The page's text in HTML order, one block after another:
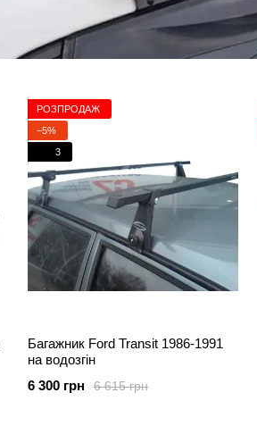
РОЗПРОДАЖ
−5%
3
Багажник Ford Transit 1986-1991
на водозгін
6 615 грн
6 300 грн